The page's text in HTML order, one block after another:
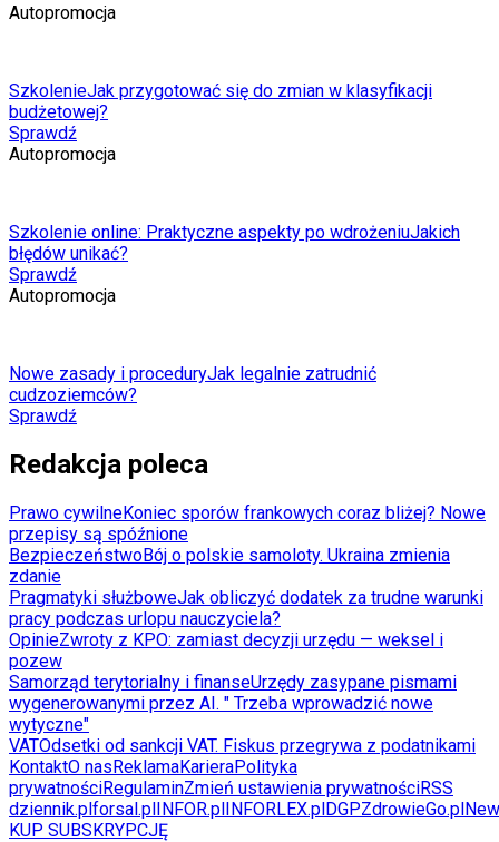
Autopromocja
SzkolenieJak przygotować się do zmian w klasyfikacji
budżetowej?
Sprawdź
Autopromocja
Szkolenie online: Praktyczne aspekty po wdrożeniuJakich
błędów unikać?
Sprawdź
Autopromocja
Nowe zasady i proceduryJak legalnie zatrudnić
cudzoziemców?
Sprawdź
Redakcja poleca
Prawo cywilneKoniec sporów frankowych coraz bliżej? Nowe
przepisy są spóźnione
BezpieczeństwoBój o polskie samoloty. Ukraina zmienia
zdanie
Pragmatyki służboweJak obliczyć dodatek za trudne warunki
pracy podczas urlopu nauczyciela?
OpinieZwroty z KPO: zamiast decyzji urzędu — weksel i
pozew
Samorząd terytorialny i finanseUrzędy zasypane pismami
wygenerowanymi przez AI. " Trzeba wprowadzić nowe
wytyczne"
VATOdsetki od sankcji VAT. Fiskus przegrywa z podatnikami
KontaktO nasReklamaKarieraPolityka
prywatnościRegulaminZmień ustawienia prywatnościRSS
dziennik.plforsal.plINFOR.plINFORLEX.plDGPZdrowieGo.pl
KUP SUBSKRYPCJĘ